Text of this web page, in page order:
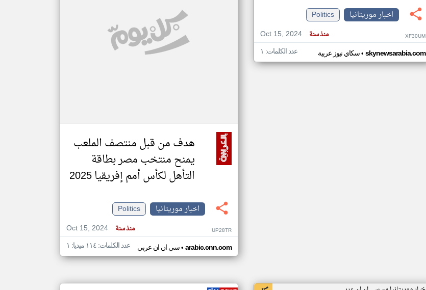
مصادر الأخبار من موريتانيا
اخبار موريتانيا
Politics
Oct 15, 2024
منذ سنة XF30UM
سكاي نيوز عربية• skynewsarabia.com عدد الكلمات: ١
هدف من قبل منتصف الملعب
يمنح منتخب مصر بطاقة
التأهل لكأس أمم إفريقيا 2025
اخبار موريتانيا
Politics
Oct 15, 2024
منذ سنة UP28TR
سي ان ان عربي• arabic.cnn.com عدد الكلمات: ١١٤ ميديا: ١